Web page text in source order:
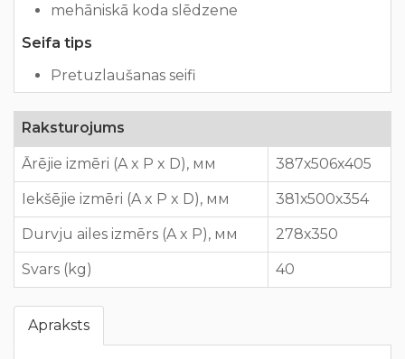
mehāniskā koda slēdzene
Seifa tips
Pretuzlaušanas seifi
Raksturojums
Ārējie izmēri (A x P x D), мм 387х506х405
Iekšējie izmēri (A x P x D), мм 381х500х354
Durvju ailes izmērs (A x P), мм 278х350
Svars (kg) 40
Apraksts